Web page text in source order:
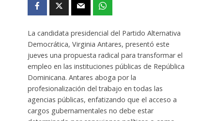
La candidata presidencial del Partido Alternativa
Democrática, Virginia Antares, presentó este
jueves una propuesta radical para transformar el
empleo en las instituciones públicas de República
Dominicana. Antares aboga por la
profesionalización del trabajo en todas las
agencias públicas, enfatizando que el acceso a
cargos gubernamentales no debe estar